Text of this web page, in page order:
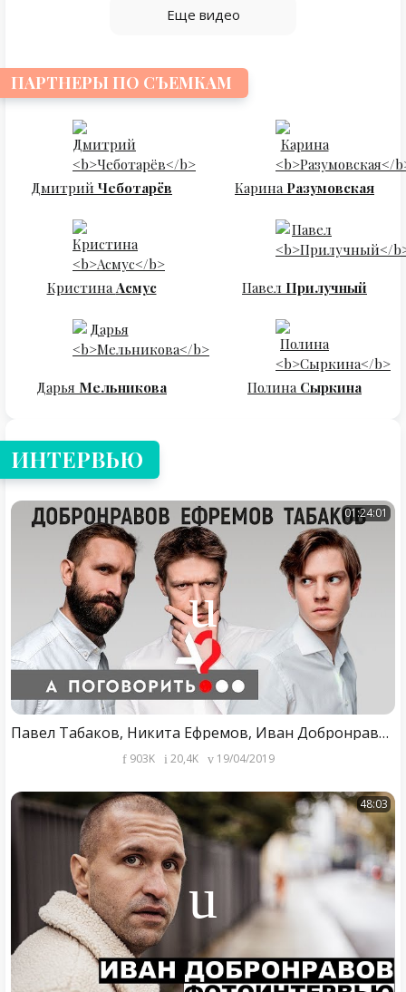
Еще видео
ПАРТНЕРЫ ПО СЪЕМКАМ
Дмитрий Чеботарёв Карина Разумовская
Кристина Асмус Павел Прилучный
Дарья Мельникова Полина Сыркина
ИНТЕРВЬЮ
01:24:01
Павел Табаков, Никита Ефремов, Иван Добронравов в спецпроекте «Следующие...» // А поговорить?..
903K 20,4K 19/04/2019
48:03